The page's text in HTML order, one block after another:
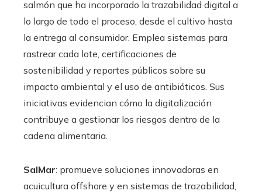
salmón que ha incorporado la trazabilidad digital a
lo largo de todo el proceso, desde el cultivo hasta
la entrega al consumidor. Emplea sistemas para
rastrear cada lote, certificaciones de
sostenibilidad y reportes públicos sobre su
impacto ambiental y el uso de antibióticos. Sus
iniciativas evidencian cómo la digitalización
contribuye a gestionar los riesgos dentro de la
cadena alimentaria.
SalMar: promueve soluciones innovadoras en
acuicultura offshore y en sistemas de trazabilidad,